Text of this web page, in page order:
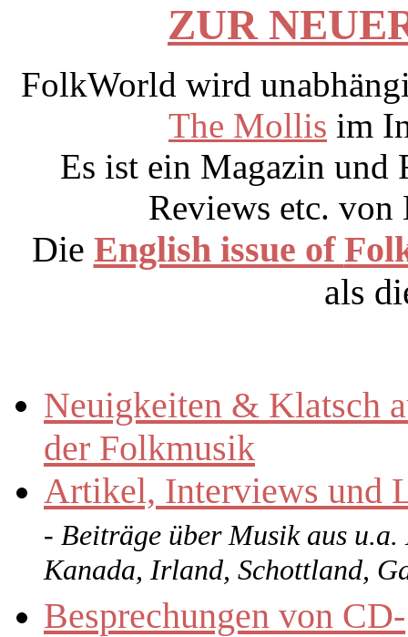
ZUR
FolkWorld wird
The Mollis im
Es ist ein Magazin und
Reviews etc.
Die English issue of
als
Neuigkeiten & Klatsch
der Folkmusik
Artikel, Interviews und
- Beiträge über Musik aus u.a.
Kanada, Irland, Schottland,
Besprechungen von CD-